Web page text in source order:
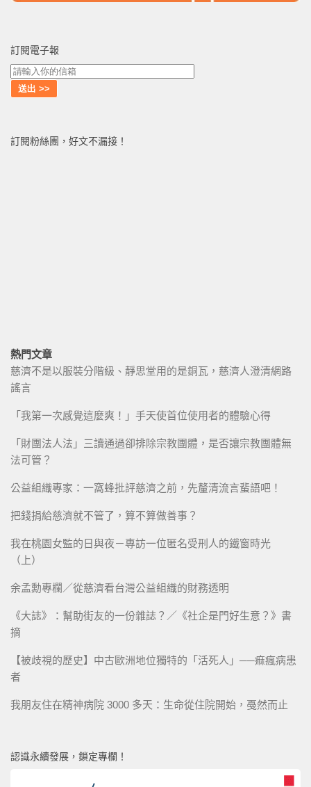
訂閱電子報
訂閱粉絲團，好文不漏接！
熱門文章
慈濟不是以服裝分階級、靜思堂用的是銅瓦，慈濟人澄清網路
謠言
「我第一次感覺這麼爽！」手天使首位使用者的體驗心得
「財團法人法」三讀通過卻排除宗教團體，是否讓宗教團體無
法可管？
公益組織專家：一窩蜂批評慈濟之前，先釐清流言蜚語吧！
把錢捐給慈濟就不管了，算不算做善事？
我在桃園女監的日與夜－專訪一位匿名受刑人的鐵窗時光
（上）
余孟勳專欄／從慈濟看台灣公益組織的財務透明
《大誌》：幫助街友的一份雜誌？／《社企是門好生意？》書
摘
【被歧視的歷史】中古歐洲地位獨特的「活死人」──痲瘋病患
者
我朋友住在精神病院 3000 多天：生命從住院開始，戞然而止
認識永續發展，鎖定專欄！